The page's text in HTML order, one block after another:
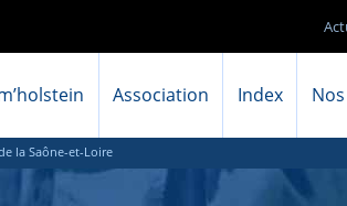
Association Index
la Saône-et-Loire